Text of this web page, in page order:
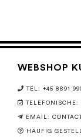
WEBSHOP
TEL: +45 8891
TELEFONISCHE:
EMAIL:
HÄUFIG